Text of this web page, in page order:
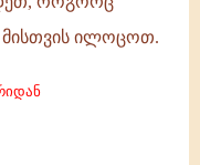
მისთვის ილოცოთ.